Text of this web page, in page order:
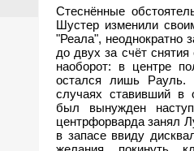
Стеснённые
Шустер изменили
"Реала", неоднократно
до двух за счёт
наоборот: в центре
остался лишь Рауль.
случаях ставивший в
был вынужден
центрфорварда занял
в запасе ввиду